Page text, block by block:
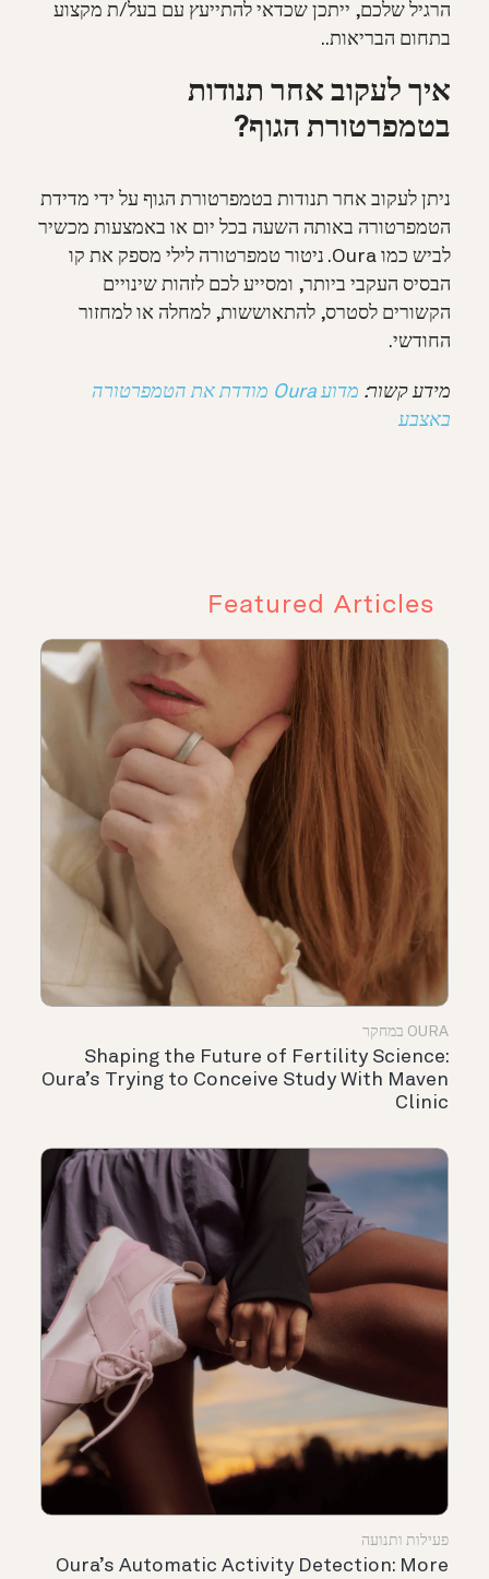
הרגיל שלכם, ייתכן שכדאי להתייעץ עם בעל/ת מקצוע
בתחום הבריאות..
איך לעקוב אחר תנודות
בטמפרטורת הגוף?
ניתן לעקוב אחר תנודות בטמפרטורת הגוף על ידי מדידת
הטמפרטורה באותה השעה בכל יום או באמצעות מכשיר
לביש כמו Oura. ניטור טמפרטורה לילי מספק את קו
הבסיס העקבי ביותר, ומסייע לכם לזהות שינויים
הקשורים לסטרס, להתאוששות, למחלה או למחזור
החודשי.
מידע קשור:
מדוע Oura מודדת את הטמפרטורה
באצבע
Featured Articles
OURA במחקר
Shaping the Future of Fertility Science:
Oura’s Trying to Conceive Study With Maven
Clinic
פעילות ותנועה
Oura’s Automatic Activity Detection: More